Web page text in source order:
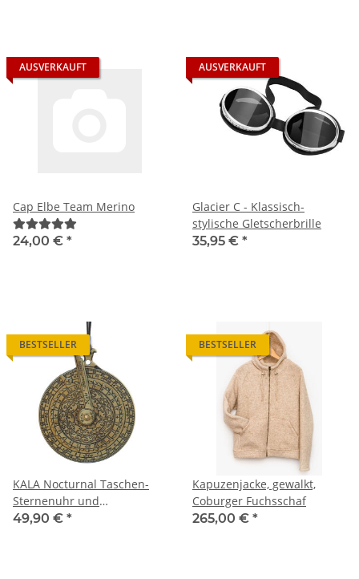
AUSVERKAUFT
Cap Elbe Team Merino
24,00 € *
AUSVERKAUFT
Glacier C - Klassisch-
stylische Gletscherbrille
35,95 € *
BESTSELLER
KALA Nocturnal Taschen-
Sternenuhr und
Gezeitenrechner
49,90 € *
BESTSELLER
Kapuzenjacke, gewalkt,
Coburger Fuchsschaf
265,00 € *